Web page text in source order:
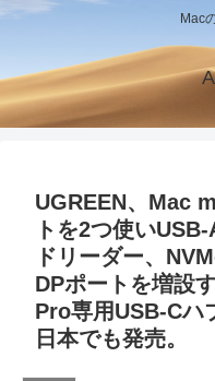
Mac
UGREEN、Mac
トを2つ使い
ドリーダー、
DPポートを増設
Pro専用USB-Cハ
日本でも発売。